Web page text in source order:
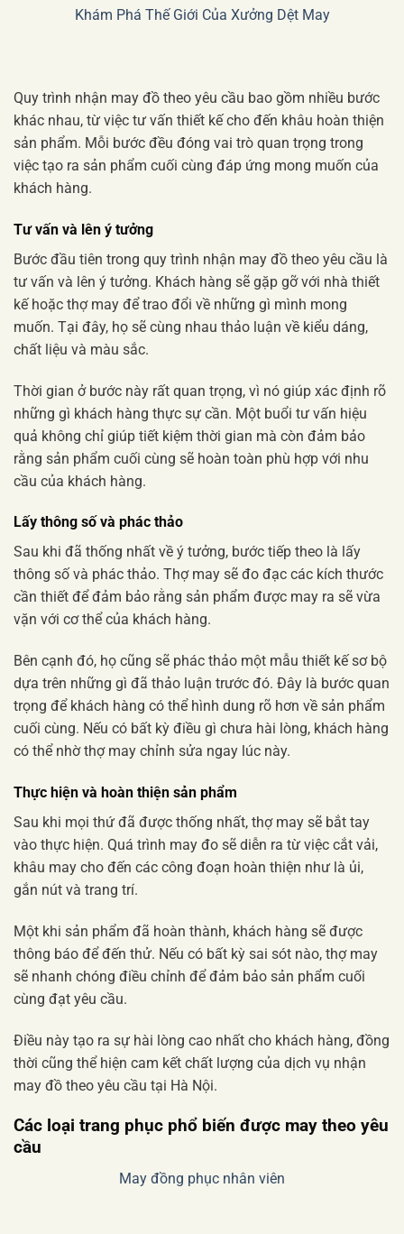
Khám Phá Thế Giới Của Xưởng Dệt May
Quy trình nhận may đồ theo yêu cầu bao gồm nhiều bước
khác nhau, từ việc tư vấn thiết kế cho đến khâu hoàn thiện
sản phẩm. Mỗi bước đều đóng vai trò quan trọng trong
việc tạo ra sản phẩm cuối cùng đáp ứng mong muốn của
khách hàng.
Tư vấn và lên ý tưởng
Bước đầu tiên trong quy trình nhận may đồ theo yêu cầu là
tư vấn và lên ý tưởng. Khách hàng sẽ gặp gỡ với nhà thiết
kế hoặc thợ may để trao đổi về những gì mình mong
muốn. Tại đây, họ sẽ cùng nhau thảo luận về kiểu dáng,
chất liệu và màu sắc.
Thời gian ở bước này rất quan trọng, vì nó giúp xác định rõ
những gì khách hàng thực sự cần. Một buổi tư vấn hiệu
quả không chỉ giúp tiết kiệm thời gian mà còn đảm bảo
rằng sản phẩm cuối cùng sẽ hoàn toàn phù hợp với nhu
cầu của khách hàng.
Lấy thông số và phác thảo
Sau khi đã thống nhất về ý tưởng, bước tiếp theo là lấy
thông số và phác thảo. Thợ may sẽ đo đạc các kích thước
cần thiết để đảm bảo rằng sản phẩm được may ra sẽ vừa
vặn với cơ thể của khách hàng.
Bên cạnh đó, họ cũng sẽ phác thảo một mẫu thiết kế sơ bộ
dựa trên những gì đã thảo luận trước đó. Đây là bước quan
trọng để khách hàng có thể hình dung rõ hơn về sản phẩm
cuối cùng. Nếu có bất kỳ điều gì chưa hài lòng, khách hàng
có thể nhờ thợ may chỉnh sửa ngay lúc này.
Thực hiện và hoàn thiện sản phẩm
Sau khi mọi thứ đã được thống nhất, thợ may sẽ bắt tay
vào thực hiện. Quá trình may đo sẽ diễn ra từ việc cắt vải,
khâu may cho đến các công đoạn hoàn thiện như là ủi,
gắn nút và trang trí.
Một khi sản phẩm đã hoàn thành, khách hàng sẽ được
thông báo để đến thử. Nếu có bất kỳ sai sót nào, thợ may
sẽ nhanh chóng điều chỉnh để đảm bảo sản phẩm cuối
cùng đạt yêu cầu.
Điều này tạo ra sự hài lòng cao nhất cho khách hàng, đồng
thời cũng thể hiện cam kết chất lượng của dịch vụ nhận
may đồ theo yêu cầu tại Hà Nội.
Các loại trang phục phổ biến được may theo yêu
cầu
May đồng phục nhân viên